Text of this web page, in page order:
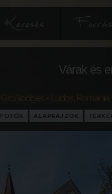
Keresés
Várak és
Románia
FOTÓK ALAPRAJZOK